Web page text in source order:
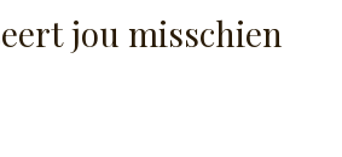
jou misschien